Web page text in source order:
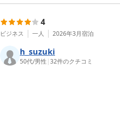
4
ビジネス 一人 2026年3月宿泊
h_suzuki
50代/男性 |32件のクチコミ